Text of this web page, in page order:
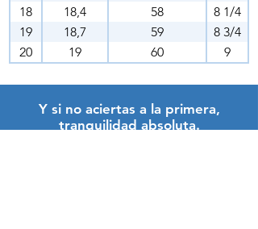
18
18,4 58
8 1/4
19
18,7 59
8 3/4
20
19 60 9
Y si no aciertas a la primera,
tranquilidad absoluta.